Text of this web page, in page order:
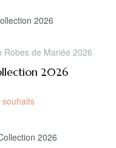
Robes de Mariée 2026
2026